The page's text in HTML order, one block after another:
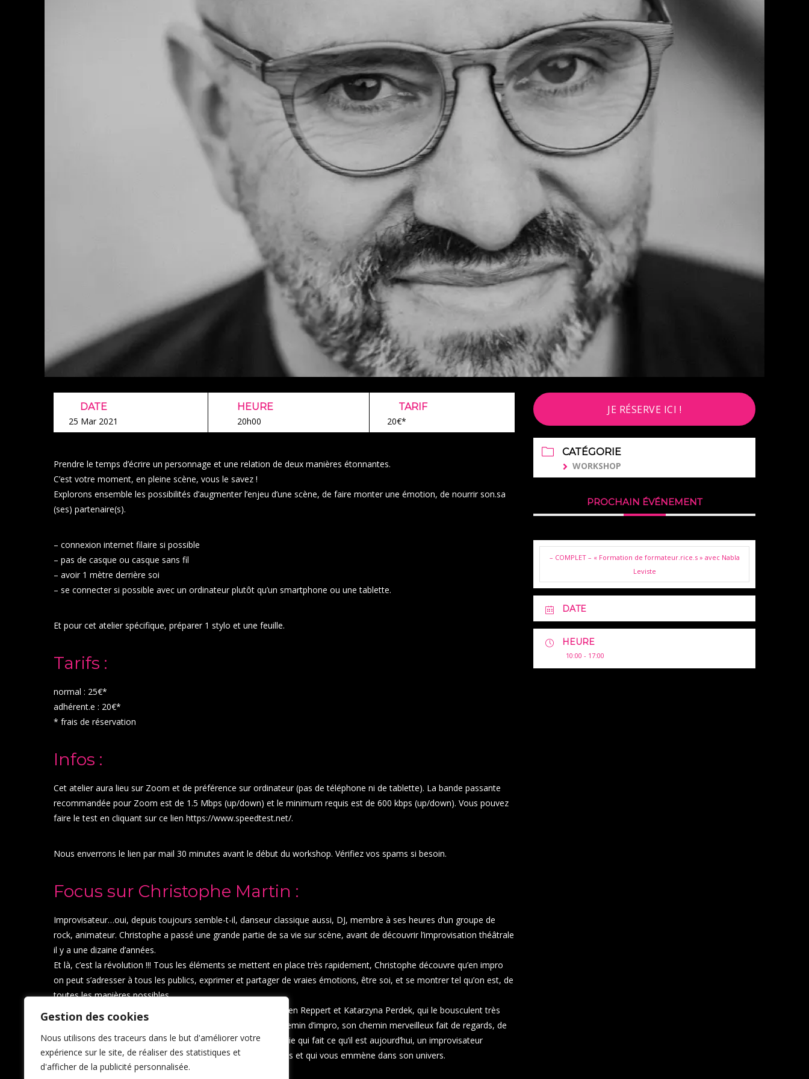
Gestion des cookies
Nous utilisons des traceurs dans le but d'améliorer votre
expérience sur le site, de réaliser des statistiques et
d'afficher de la publicité personnalisée.
DATE
25 Mar 2021
HEURE
20h00
TARIF
20€*
Prendre le temps d’écrire un personnage et une relation de deux manières étonnantes.
C’est votre moment, en pleine scène, vous le savez !
Explorons ensemble les possibilités d’augmenter l’enjeu d’une scène, de faire monter une émotion, de nourrir son.sa
(ses) partenaire(s).
– connexion internet filaire si possible
– pas de casque ou casque sans fil
– avoir 1 mètre derrière soi
– se connecter si possible avec un ordinateur plutôt qu’un smartphone ou une tablette.
Et pour cet atelier spécifique, préparer 1 stylo et une feuille.
Tarifs :
normal : 25€*
adhérent.e : 20€*
* frais de réservation
Infos :
Cet atelier aura lieu sur Zoom et de préférence sur ordinateur (pas de téléphone ni de tablette). La bande passante
recommandée pour Zoom est de 1.5 Mbps (up/down) et le minimum requis est de 600 kbps (up/down). Vous pouvez
faire le test en cliquant sur ce lien https://www.speedtest.net/.
Nous enverrons le lien par mail 30 minutes avant le début du workshop. Vérifiez vos spams si besoin.
Focus sur Christophe Martin :
Improvisateur…oui, depuis toujours semble-t-il, danseur classique aussi, DJ, membre à ses heures d’un groupe de
rock, animateur. Christophe a passé une grande partie de sa vie sur scène, avant de découvrir l’improvisation théâtrale
il y a une dizaine d’années.
Et là, c’est la révolution !!! Tous les éléments se mettent en place très rapidement, Christophe découvre qu’en impro
on peut s’adresser à tous les publics, exprimer et partager de vraies émotions, être soi, et se montrer tel qu’on est, de
toutes les manières possibles.
Après les années découvertes, il trouve sur son chemin Flavien Reppert et Katarzyna Perdek, qui le bousculent très
fort dans ses certitudes, et lui ouvrent la porte d’un autre chemin d’impro, son chemin merveilleux fait de regards, de
jeu sincère, de riens qui se remplissent de l’autre, une alchimie qui fait ce qu’il est aujourd’hui, un improvisateur
sensible et énergique, et un formateur qui nomme les choses et qui vous emmène dans son univers.
JE RÉSERVE ICI !
CATÉGORIE
WORKSHOP
PROCHAIN ÉVÉNEMENT
– COMPLET – « Formation de formateur.rice.s » avec Nabla
Leviste
DATE
HEURE
10:00 - 17:00